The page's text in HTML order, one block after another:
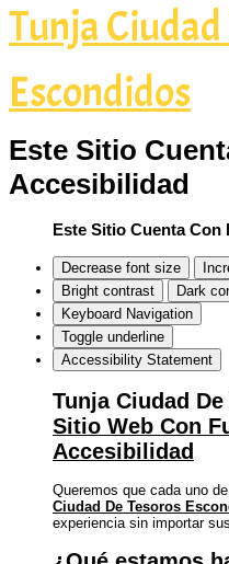
Tunja Ciudad
Escondidos
Este Sitio
Accesibilidad
Este Sitio Cuenta
Decrease font size
Bright contrast
Dark
Keyboard Navigation
Toggle underline
Accessibility Statement
Tunja Ciudad
Sitio Web Con
Accesibilidad
Queremos que cada uno
Ciudad De Tesoros
experiencia sin importar